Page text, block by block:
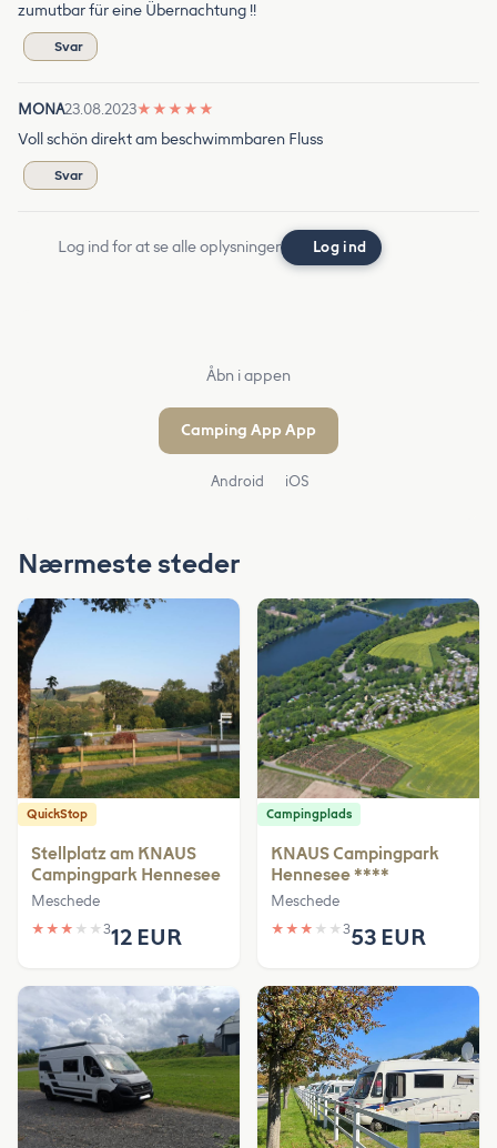
zumutbar für eine Übernachtung !!
Svar
MONA23.08.2023★ ★ ★ ★ ★
Voll schön direkt am beschwimmbaren Fluss
Svar
Log ind for at se alle oplysninger Log ind
Åbn i appen
Camping App App
Android iOS
Nærmeste steder
QuickStop
Stellplatz am KNAUS
Campingpark Hennesee
Meschede
★ ★ ★ ★ ★ 312 EUR
Campingplads
KNAUS Campingpark
Hennesee ****
Meschede
★ ★ ★ ★ ★ 353 EUR